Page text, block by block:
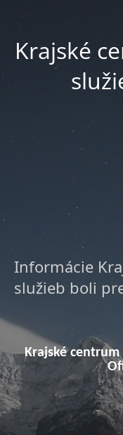
Krajské
Informácie
služieb boli
Krajské centrum